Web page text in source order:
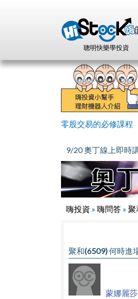
聰明快樂學投資
零股交易的必修課程
9/20 奧丁線上即時
嗨投資 » 嗨問答 » 聚
聚和(6509) 何時進
蒙娜麗莎